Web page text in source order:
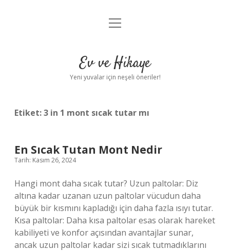
Anasayfa
Yasal Uyarı
menüyü
Ev ve Hikaye
Yeni yuvalar için neşeli öneriler!
Etiket:3 in 1 mont sıcak tutar mı
En Sıcak Tutan Mont Nedir
Tarih: Kasım 26, 2024
Hangi mont daha sıcak tutar? Uzun paltolar: Diz
altına kadar uzanan uzun paltolar vücudun daha
büyük bir kısmını kapladığı için daha fazla ısıyı tutar.
Kısa paltolar: Daha kısa paltolar esas olarak hareket
kabiliyeti ve konfor açısından avantajlar sunar,
ancak uzun paltolar kadar sizi sıcak tutmadıklarını